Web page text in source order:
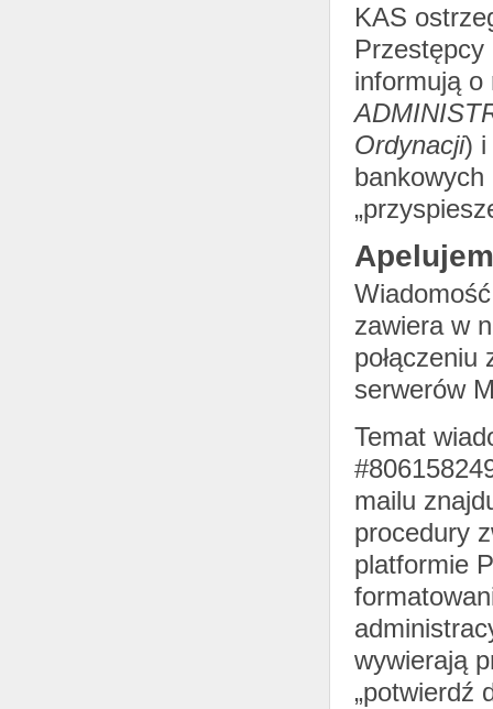
KAS
Przestępcy
informują
Ordynacji) i
zawiera w
serwerów
Temat
mailu
procedury
platformie
wywierają
„potwierdź